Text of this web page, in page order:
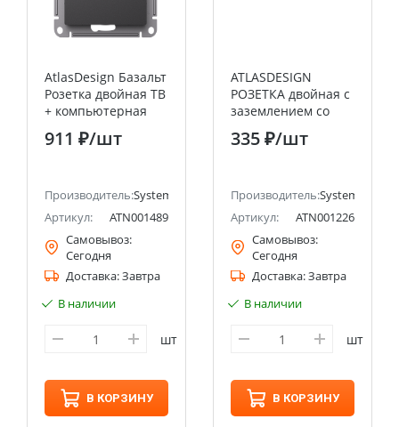
(ранее Schneider Electric)
AtlasDesign Базальт
Розетка двойная ТВ
+ компьютерная
RJ45, кат. 5Е
Systeme Electric
911 ₽/шт
Производитель:Systeme Electric (ранее Schneider Electric)
Артикул:
ATN001489
Самовывоз:
Сегодня
Доставка:Завтра
В наличии
шт
В КОРЗИНУ
ATLASDESIGN
РОЗЕТКА двойная с
заземлением со
шторками, 16А, в
сборе, ПЕСОЧНЫЙ
335 ₽/шт
Производитель:Systeme
Артикул:
ATN001226
Самовывоз:
Сегодня
Доставка:Завтра
В наличии
шт
В КОРЗИНУ